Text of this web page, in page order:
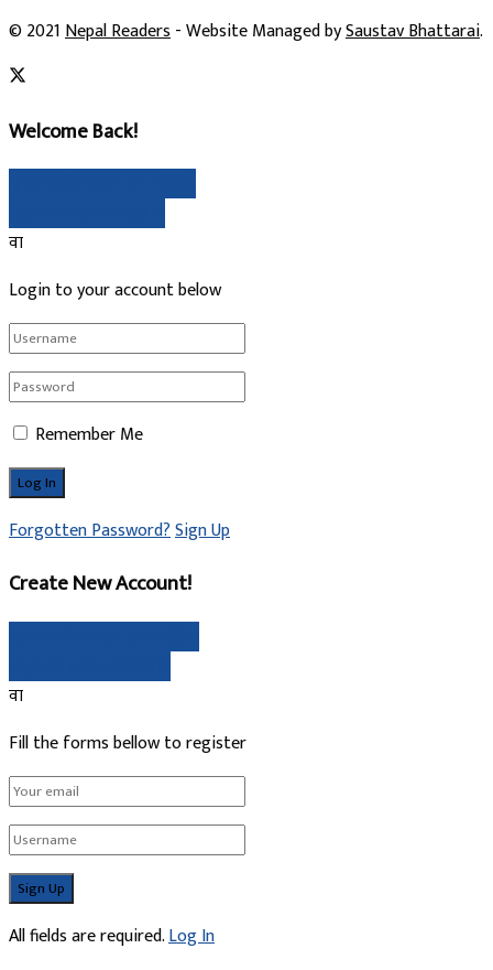
© 2021Nepal Readers- Website Managed bySaustav Bhattarai.
Welcome Back!
वा
Login to your account below
Remember Me
Forgotten Password?Sign Up
Create New Account!
वा
Fill the forms bellow to register
All fields are required.Log In